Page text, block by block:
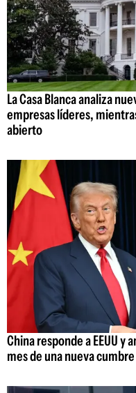
La Casa Blanca analiza
empresas líderes,
abierto
China responde a EEUU y
mes de una nueva